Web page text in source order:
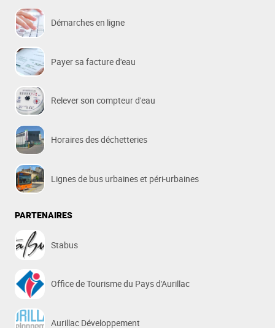
Démarches en ligne
Payer sa facture d'eau
Relever son compteur d'eau
Horaires des déchetteries
Lignes de bus urbaines et péri-urbaines
PARTENAIRES
Stabus
Office de Tourisme du Pays d'Aurillac
Aurillac Développement